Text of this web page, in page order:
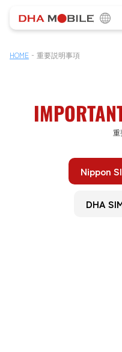
HOME - 重要説明事項
重
Nippon
DHA